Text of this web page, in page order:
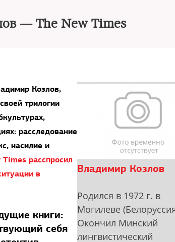
— The New Times
Владимир Козлов
Родился в 1972 г. в
Могилеве
Окончил Минский
лингвистический
Козлов,
трилогии
расследование
насилие и
расспросил
в
книги:
себя